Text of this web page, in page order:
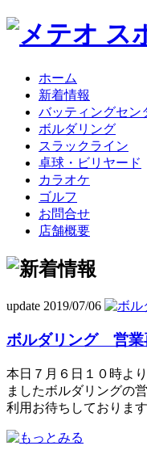
ホーム
新着情報
バッティングセン
ボルダリング
スラックライン
卓球・ビリヤード
カラオケ
ゴルフ
お問合せ
店舗概要
update 2019/07/06
ボルダリング 営業
本日７月６日１０時よ
ましたボルダリングの
利用お待ちしておりま